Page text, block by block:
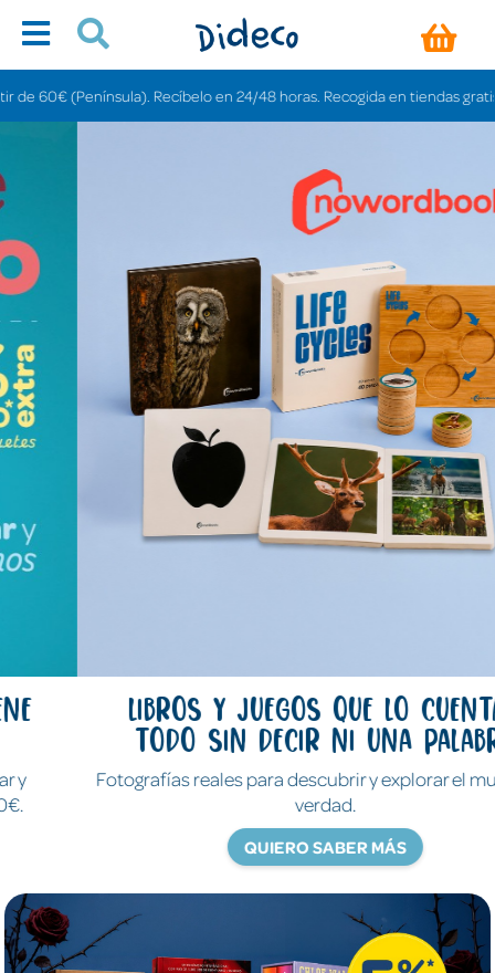
Recíbelo en 24/48 horas. Recogida en tiendas gratis en 3-6 días.
Libros y juegos que lo cuentan
todo sin decir ni una palabra
Fotografías reales para descubrir y explorar el mundo de
QUIERO SABER MÁS